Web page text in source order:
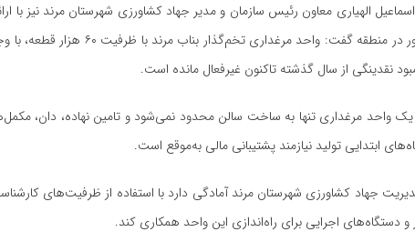
اسماعیل الهیاری معاون رئیس سازمان و مدیر جهاد کشاورزی شهرستان مرند نیز با
از وضعیت تولید طیور در منطقه گفت: واحد مرغداری تخم‌گذار
نقدینگی از سال گذشته تاکنون غیرفعال مانده است.
یک واحد مرغداری تنها به ساخت سالن محدود نمی‌شود و تامین نهاده، دان،
ابتدایی تولید نیازمند پشتیبانی مالی به‌موقع است.
جهاد کشاورزی شهرستان مرند آمادگی دارد با استفاده از ظرفیت‌های
و دستگاه‌های اجرایی برای راه‌اندازی این واحد همکاری کند.